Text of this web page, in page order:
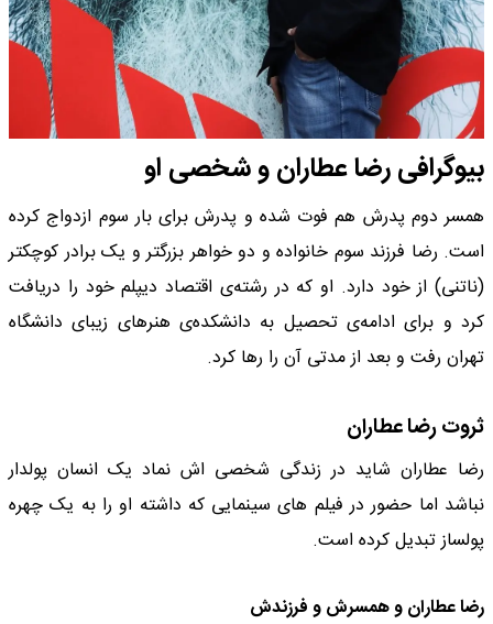
بیوگرافی رضا عطاران و شخصی او
همسر دوم پدرش هم فوت شده و پدرش برای بار سوم ازدواج کرده‌
است. رضا فرزند سوم خانواده و دو خواهر بزرگتر و یک برادر کوچکتر
(ناتنی) از خود دارد. او که در رشته‌ی اقتصاد دیپلم خود را دریافت
کرد و برای ادامه‌ی تحصیل به دانشکده‌ی هنرهای زیبای دانشگاه
تهران رفت و بعد از مدتی آن را رها کرد.
ثروت رضا عطاران
رضا عطاران شاید در زندگی شخصی اش نماد یک انسان پولدار
نباشد اما حضور در فیلم های سینمایی که داشته او را به یک چهره
پولساز تبدیل کرده است.
رضا عطاران و همسرش و فرزندش